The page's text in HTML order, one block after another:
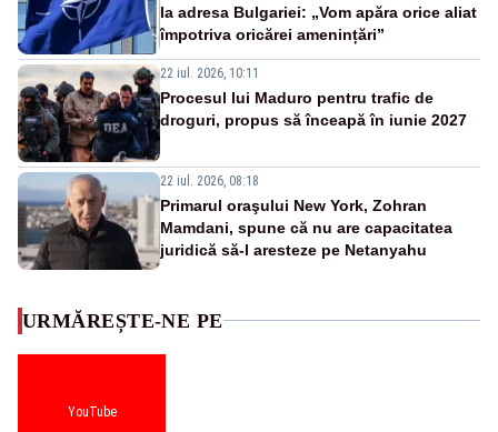
la adresa Bulgariei: „Vom apăra orice aliat
împotriva oricărei amenințări”
22 iul. 2026, 10:11
Procesul lui Maduro pentru trafic de
droguri, propus să înceapă în iunie 2027
22 iul. 2026, 08:18
Primarul oraşului New York, Zohran
Mamdani, spune că nu are capacitatea
juridică să-l aresteze pe Netanyahu
URMĂREȘTE-NE PE
YouTube